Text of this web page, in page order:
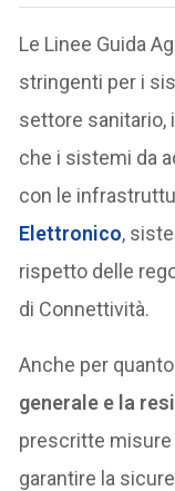
Le Linee Guida
stringenti per i
settore sanitario,
che i sistemi da
con le
Elettronico,
rispetto delle
di Connettività.
Anche per
generale e la
prescritte
garantire la